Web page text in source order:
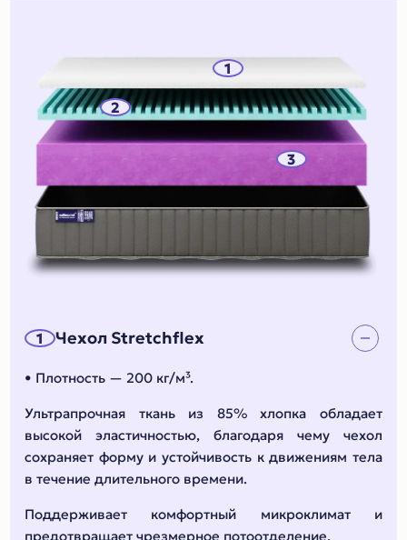
1
2
3
1 Чехол Stretchflex
• Плотность — 200 кг/м³.
Ультрапрочная ткань из 85% хлопка обладает
высокой эластичностью, благодаря чему чехол
сохраняет форму и устойчивость к движениям тела
в течение длительного времени.
Поддерживает комфортный микроклимат и
предотвращает чрезмерное потоотделение.